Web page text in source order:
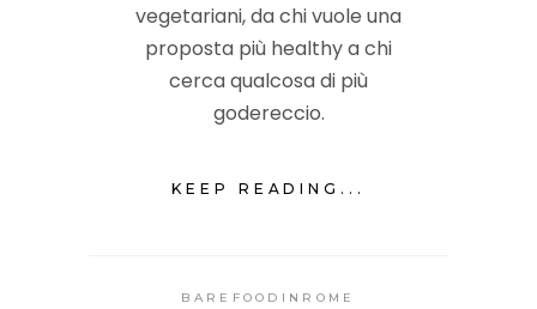
vegetariani, da chi vuole una
proposta più healthy a chi
cerca qualcosa di più
godereccio.
KEEP READING...
BAREFOODINROME